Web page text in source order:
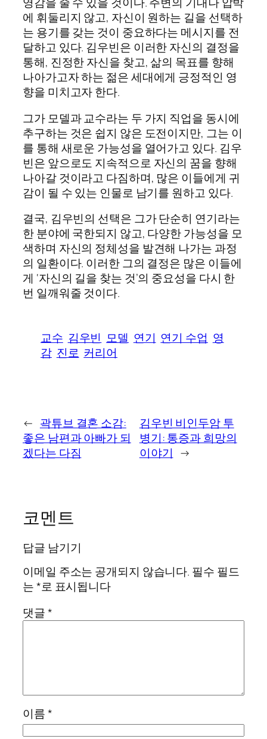
에 휘둘리지 않고, 자신이 원하는 길을 선택하
는 용기를 갖는 것이 중요하다는 메시지를 전
달하고 있다. 김우빈은 이러한 자신의 결정을
통해, 진정한 자신을 찾고, 삶의 목표를 향해
나아가고자 하는 젊은 세대에게 긍정적인 영
향을 미치고자 한다.
그가 모델과 교수라는 두 가지 직업을 동시에
추구하는 것은 쉽지 않은 도전이지만, 그는 이
를 통해 새로운 가능성을 열어가고 있다. 김우
빈은 앞으로도 지속적으로 자신의 꿈을 향해
나아갈 것이라고 다짐하며, 많은 이들에게 귀
감이 될 수 있는 인물로 남기를 원하고 있다.
결국, 김우빈의 선택은 그가 단순히 연기라는
한 분야에 국한되지 않고, 다양한 가능성을 모
색하며 자신의 정체성을 발견해 나가는 과정
의 일환이다. 이러한 그의 결정은 많은 이들에
게 ‘자신의 길을 찾는 것’의 중요성을 다시 한
번 일깨워줄 것이다.
교수 김우빈 모델 연기 연기 수업 영
감 진로 커리어
← 곽튜브 결혼 소감:
좋은 남편과 아빠가 되
겠다는 다짐
김우빈 비인두암 투
병기: 통증과 희망의
이야기 →
코멘트
답글 남기기
이메일 주소는 공개되지 않습니다. 필수 필드
는*로 표시됩니다
댓글*
이름*